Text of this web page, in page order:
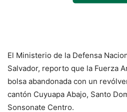
El Ministerio de la Defensa
Salvador, reporto que la Fuerza
bolsa abandonada con un
cantón Cuyuapa Abajo, Santo
Sonsonate Centro.